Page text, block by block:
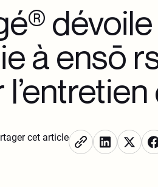
à ensō
cet article